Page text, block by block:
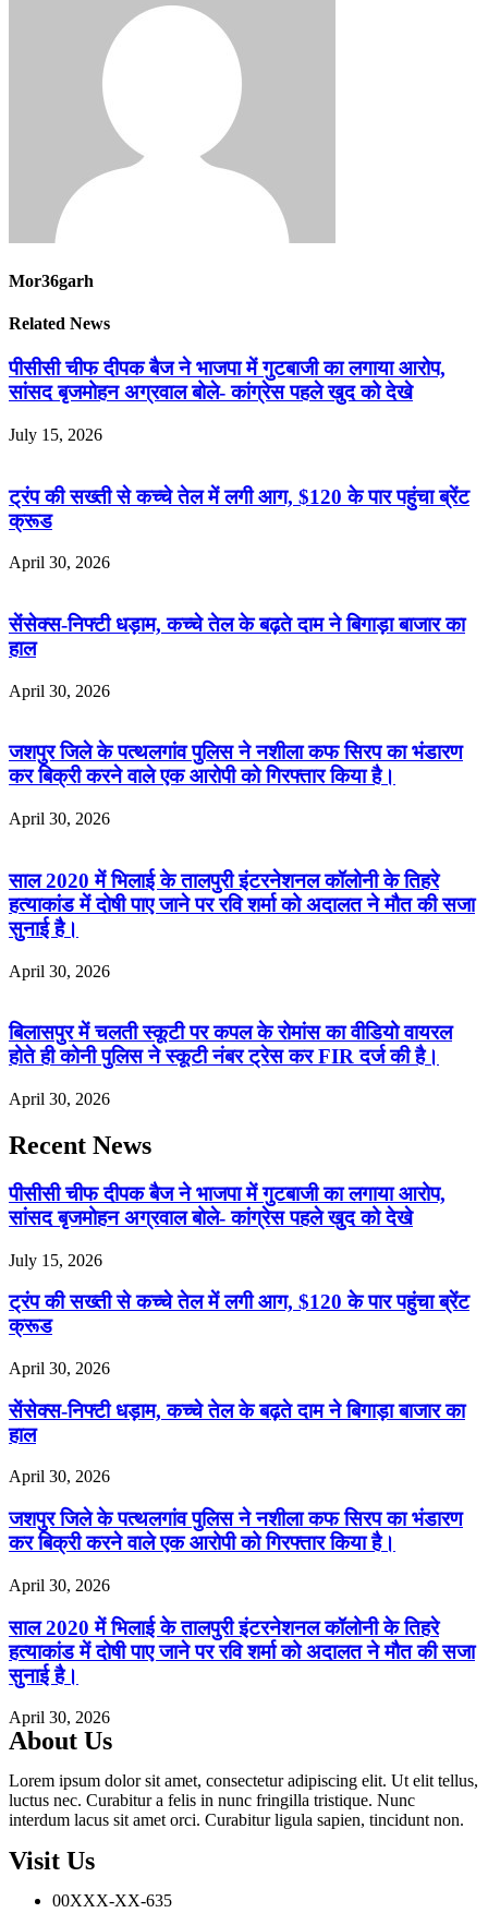
Mor36garh
Related News
पीसीसी चीफ दीपक बैज ने भाजपा में गुटबाजी का लगाया आरोप,
सांसद बृजमोहन अग्रवाल बोले- कांग्रेस पहले खुद को देखे
July 15, 2026
ट्रंप की सख्ती से कच्चे तेल में लगी आग, $120 के पार पहुंचा ब्रेंट
क्रूड
April 30, 2026
सेंसेक्स-निफ्टी धड़ाम, कच्चे तेल के बढ़ते दाम ने बिगाड़ा बाजार का
हाल
April 30, 2026
जशपुर जिले के पत्थलगांव पुलिस ने नशीला कफ सिरप का भंडारण
कर बिक्री करने वाले एक आरोपी को गिरफ्तार किया है।
April 30, 2026
साल 2020 में भिलाई के तालपुरी इंटरनेशनल कॉलोनी के तिहरे
हत्याकांड में दोषी पाए जाने पर रवि शर्मा को अदालत ने मौत की सजा
सुनाई है।
April 30, 2026
बिलासपुर में चलती स्कूटी पर कपल के रोमांस का वीडियो वायरल
होते ही कोनी पुलिस ने स्कूटी नंबर ट्रेस कर FIR दर्ज की है।
April 30, 2026
Recent News
पीसीसी चीफ दीपक बैज ने भाजपा में गुटबाजी का लगाया आरोप,
सांसद बृजमोहन अग्रवाल बोले- कांग्रेस पहले खुद को देखे
July 15, 2026
ट्रंप की सख्ती से कच्चे तेल में लगी आग, $120 के पार पहुंचा ब्रेंट
क्रूड
April 30, 2026
सेंसेक्स-निफ्टी धड़ाम, कच्चे तेल के बढ़ते दाम ने बिगाड़ा बाजार का
हाल
April 30, 2026
जशपुर जिले के पत्थलगांव पुलिस ने नशीला कफ सिरप का भंडारण
कर बिक्री करने वाले एक आरोपी को गिरफ्तार किया है।
April 30, 2026
साल 2020 में भिलाई के तालपुरी इंटरनेशनल कॉलोनी के तिहरे
हत्याकांड में दोषी पाए जाने पर रवि शर्मा को अदालत ने मौत की सजा
सुनाई है।
April 30, 2026
About Us
Lorem ipsum dolor sit amet, consectetur adipiscing elit. Ut elit tellus,
luctus nec. Curabitur a felis in nunc fringilla tristique. Nunc
interdum lacus sit amet orci. Curabitur ligula sapien, tincidunt non.
Visit Us
00XXX-XX-635